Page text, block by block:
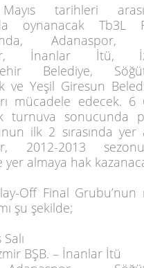
tarihleri
oynanacak Tb3L
Adanaspor,
İnanlar İtü,
Belediye,
ve Yeşil Giresun
mücadele edecek. 6
turnuva sonucunda
ilk 2 sırasında yer
2012-2013
yer almaya hak
Off Final Grubu’nun
şu şekilde;
BŞB. – İnanlar İtü